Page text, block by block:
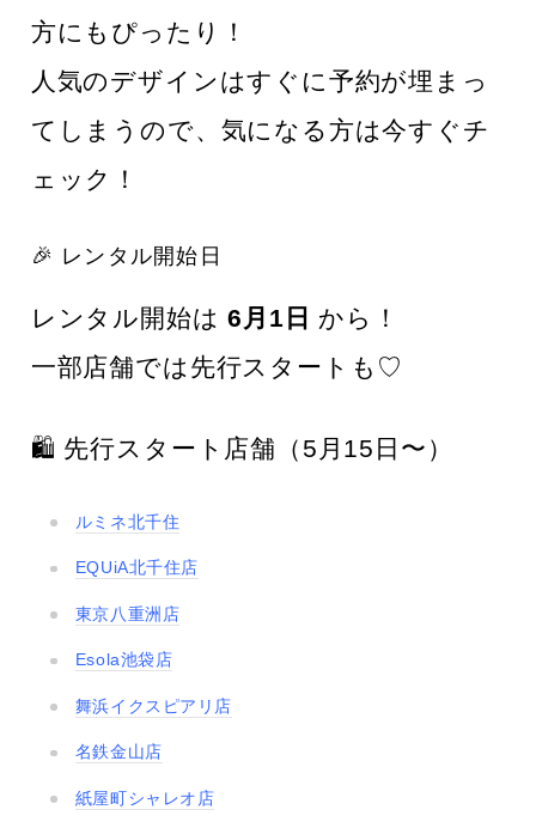
方にもぴったり！
人気のデザインはすぐに予約が埋まっ
てしまうので、気になる方は今すぐチ
ェック！
🎉 レンタル開始日
レンタル開始は6月1日 から！
一部店舗では先行スタートも♡
🛍 先行スタート店舗（5月15日〜）
ルミネ北千住
EQUiA北千住店
東京八重洲店
Esola池袋店
舞浜イクスピアリ店
名鉄金山店
紙屋町シャレオ店